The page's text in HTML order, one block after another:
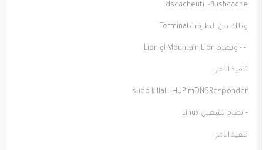
dscacheutil -flushcache
وذلك من الطرفية Terminal
- - ونظام Mountain Lion أو Lion
تنفيذ الأمر :
sudo killall -HUP mDNSResponder
- نظام تشغيل Linux
تنفيذ الأمر :